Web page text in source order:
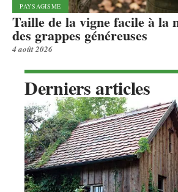
PAYSAGISME
Taille de la vigne facile à la
des grappes généreuses
4 août 2026
Derniers articles